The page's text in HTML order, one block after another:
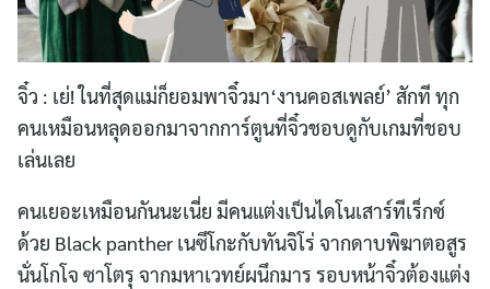
จิ๋ว : เย่! ในที่สุดแม่ก็ยอมพาจิ๋วมา‘งานคอสเพลย์’ สักที ทุก
คนเหมือนหลุดออกมาจากการ์ตูนที่จิ๋วชอบดูกับเกมที่ชอบ
เล่นเลย
คนเยอะเหมือนกันนะเนี่ย มีคนแต่งเป็นไดโนเสาร์ทีเร็กซ์
ด้วย Black panther เนซึโกะกับทันจิโร่ จากดาบพิฆาตอสูร
นั่นโกโจ ซาโตรุ จากมหาเวทย์ผนึกมาร รอบหน้าจิ๋วต้องแต่ง